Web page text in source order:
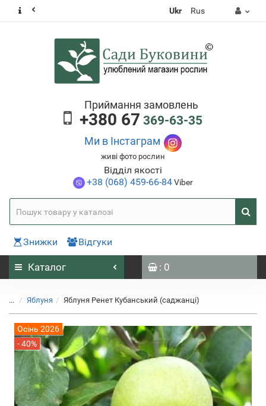
Ukr Rus
Приймання замовлень
+380 67 369-63-35
Ми в Інстаграм
живі фото рослин
Відділ якості
+38 (068) 459-66-84Viber
Знижки Відгуки
Каталог : 0
... Яблуня Яблуня Ренет Кубанський (саджанці)
Осінь 2026
- 40%